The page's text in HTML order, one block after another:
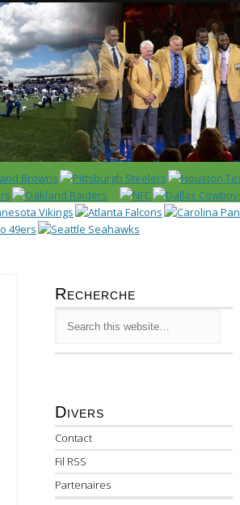
Recherche
Divers
Contact
Fil RSS
Partenaires